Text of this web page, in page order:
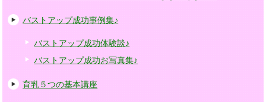
バストアップ成功事例集♪
バストアップ成功体験談♪
バストアップ成功お写真集♪
育乳５つの基本講座